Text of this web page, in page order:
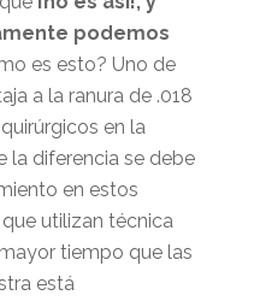
podemos
es esto? Uno de
a la ranura de .018
en la
la diferencia se debe
en estos
utilizan técnica
tiempo que las
está